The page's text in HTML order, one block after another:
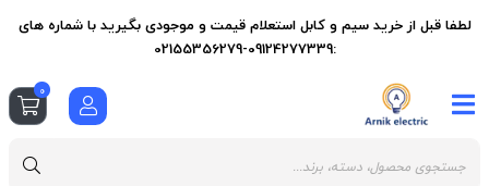
لطفا قبل از خرید سیم و کابل استعلام قیمت و موجودی بگیرید با شماره های
:09124277339-02155356279
0